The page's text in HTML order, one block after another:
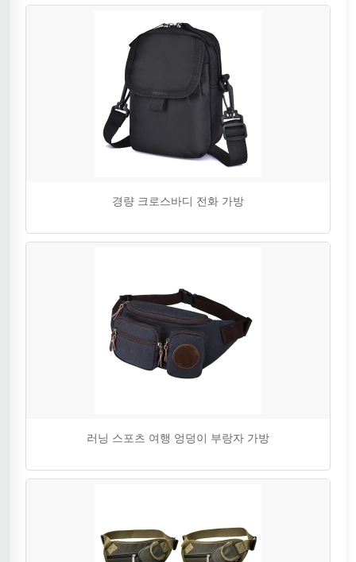
경량 크로스바디 전화 가방
러닝 스포츠 여행 엉덩이 부랑자 가방